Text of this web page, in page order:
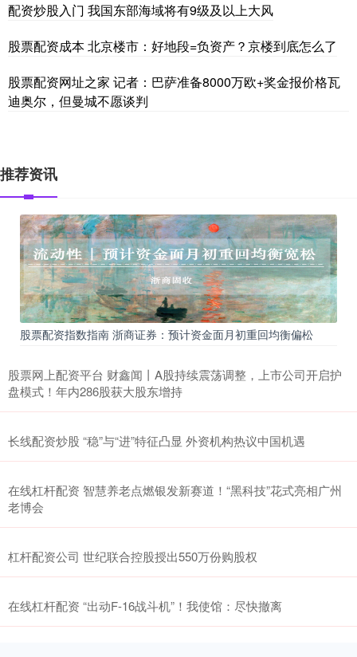
配资炒股入门 我国东部海域将有9级及以上大风
股票配资成本 北京楼市：好地段=负资产？京楼到底怎么了
股票配资网址之家 记者：巴萨准备8000万欧+奖金报价格瓦
迪奥尔，但曼城不愿谈判
推荐资讯
股票配资指数指南 浙商证券：预计资金面月初重回均衡偏松
股票网上配资平台 财鑫闻丨A股持续震荡调整，上市公司开启护
盘模式！年内286股获大股东增持
长线配资炒股 “稳”与“进”特征凸显 外资机构热议中国机遇
在线杠杆配资 智慧养老点燃银发新赛道！“黑科技”花式亮相广州
老博会
杠杆配资公司 世纪联合控股授出550万份购股权
在线杠杆配资 “出动F-16战斗机”！我使馆：尽快撤离